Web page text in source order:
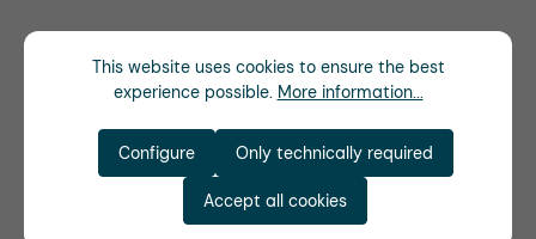
This website uses cookies to ensure the best
experience possible. More information...
Only technically required
Configure
Accept all cookies